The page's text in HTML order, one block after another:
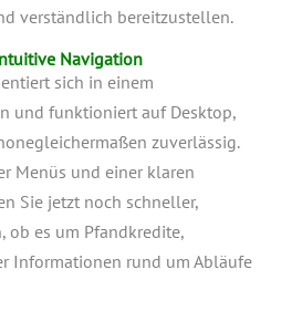
verständlich bereitzustellen.
Navigation
sich in einem
und funktioniert auf Desktop,
zuverlässig.
Menüs und einer klaren
Sie jetzt noch schneller,
ob es um Pfandkredite,
Informationen rund um Abläufe